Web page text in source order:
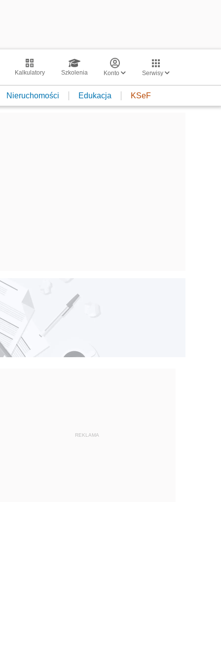
Kalkulatory Szkolenia Konto Serwisy
Nieruchomości Edukacja KSeF
REKLAMA